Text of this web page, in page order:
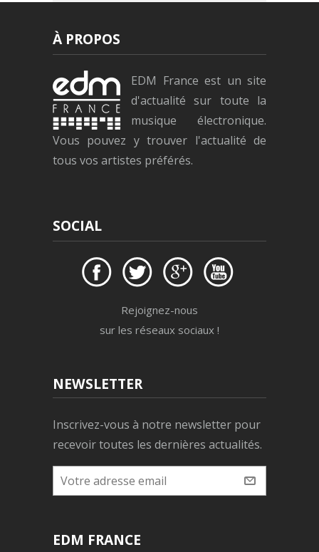
À PROPOS
EDM France est un site
d'actualité sur toute la
musique électronique.
Vous pouvez y trouver l'actualité de
tous vos artistes préférés.
SOCIAL
Rejoignez-nous
sur les réseaux sociaux !
NEWSLETTER
Inscrivez-vous à notre newsletter pour
recevoir toutes les dernières actualités.
EDM FRANCE